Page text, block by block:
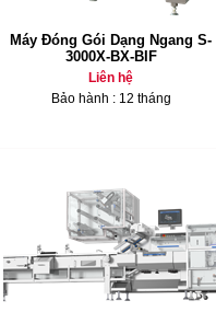
Máy Đóng Gói Dạng Ngang S-
3000X-BX-BIF
Liên hệ
Bảo hành : 12 tháng